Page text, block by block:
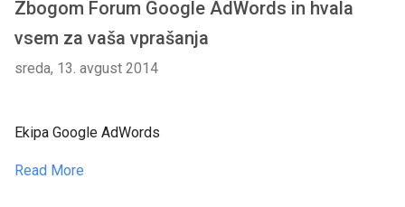
Zbogom Forum Google AdWords in hvala
vsem za vaša vprašanja
sreda, 13. avgust 2014
Ekipa Google AdWords
Read More